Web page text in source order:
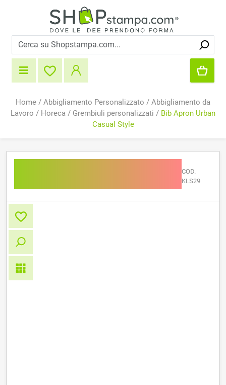
Home / Abbigliamento Personalizzato / Abbigliamento da
Lavoro / Horeca / Grembiuli personalizzati / Bib Apron Urban
Casual Style
COD.
KLS29